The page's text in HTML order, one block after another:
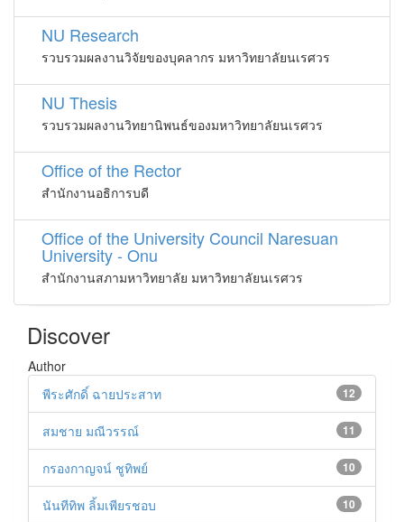
NU Research
รวบรวมผลงานวิจัยของบุคลากร มหาวิทยาลัยนเรศวร
NU Thesis
รวบรวมผลงานวิทยานิพนธ์ของมหาวิทยาลัยนเรศวร
Office of the Rector
สำนักงานอธิการบดี
Office of the University Council Naresuan
University - Onu
สำนักงานสภามหาวิทยาลัย มหาวิทยาลัยนเรศวร
Discover
Author
12
พีระศักดิ์ ฉายประสาท
11
สมชาย มณีวรรณ์
10
กรองกาญจน์ ชูทิพย์
10
นันทีทิพ ลิ้มเพียรชอบ